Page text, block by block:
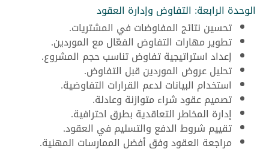
الوحدة الرابعة: التفاوض وإدارة العقود
تحسين نتائج المفاوضات في المشتريات.
تطوير مهارات التفاوض الفعّال مع الموردين.
إعداد استراتيجية تفاوض تناسب حجم المشروع.
تحليل عروض الموردين قبل التفاوض.
استخدام البيانات لدعم القرارات التفاوضية.
تصميم عقود شراء متوازنة وعادلة.
إدارة المخاطر التعاقدية بطرق احترافية.
تقييم شروط الدفع والتسليم في العقود.
مراجعة العقود وفق أفضل الممارسات المهنية.